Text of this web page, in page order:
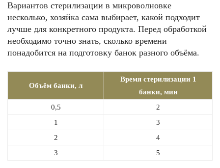
Вариантов стерилизации в микроволновке
несколько, хозяйка сама выбирает, какой подходит
лучше для конкретного продукта. Перед обработкой
необходимо точно знать, сколько времени
понадобится на подготовку банок разного объёма.
Объём банки, л
Время стерилизации 1
банки, мин
0,5
2
1
3
2
4
3
5